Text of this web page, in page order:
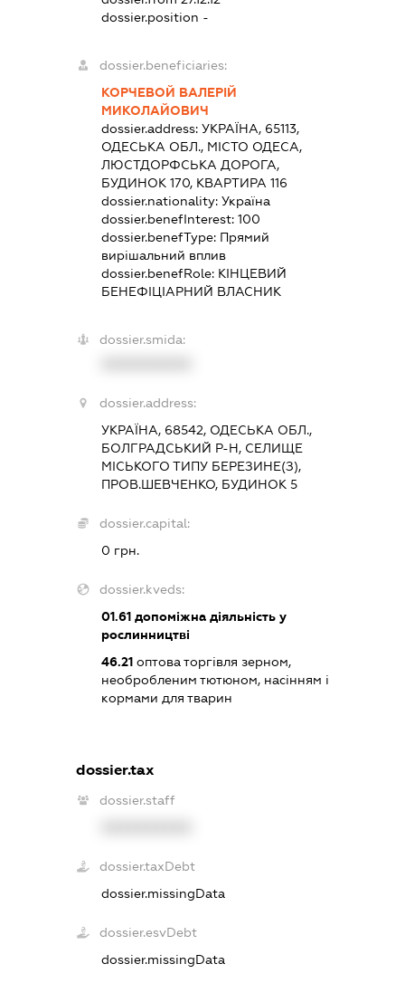
dossier.position -
dossier.beneficiaries:
КОРЧЕВОЙ ВАЛЕРІЙ
МИКОЛАЙОВИЧ
dossier.address: УКРАЇНА, 65113,
ОДЕСЬКА ОБЛ., МІСТО ОДЕСА,
ЛЮСТДОРФСЬКА ДОРОГА,
БУДИНОК 170, КВАРТИРА 116
dossier.nationality: Україна
dossier.benefInterest: 100
dossier.benefType: Прямий
вирішальний вплив
dossier.benefRole: КІНЦЕВИЙ
БЕНЕФІЦІАРНИЙ ВЛАСНИК
dossier.smida:
dossier.address:
УКРАЇНА, 68542, ОДЕСЬКА ОБЛ.,
БОЛГРАДСЬКИЙ Р-Н, СЕЛИЩЕ
МІСЬКОГО ТИПУ БЕРЕЗИНЕ(З),
ПРОВ.ШЕВЧЕНКО, БУДИНОК 5
dossier.capital:
0 грн.
dossier.kveds:
01.61допоміжна діяльність у
рослинництві
46.21оптова торгівля зерном,
необробленим тютюном, насінням і
кормами для тварин
dossier.tax
dossier.staff
dossier.taxDebt
dossier.missingData
dossier.esvDebt
dossier.missingData